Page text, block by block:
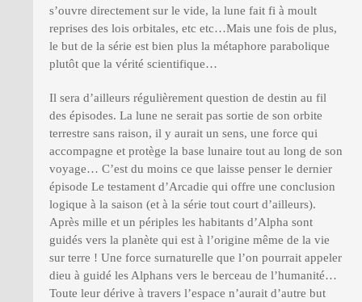
s’ouvre directement sur le vide, la lune fait fi à moult
reprises des lois orbitales, etc etc…Mais une fois de plus,
le but de la série est bien plus la métaphore parabolique
plutôt que la vérité scientifique…
Il sera d’ailleurs régulièrement question de destin au fil
des épisodes. La lune ne serait pas sortie de son orbite
terrestre sans raison, il y aurait un sens, une force qui
accompagne et protège la base lunaire tout au long de son
voyage… C’est du moins ce que laisse penser le dernier
épisode Le testament d’Arcadie qui offre une conclusion
logique à la saison (et à la série tout court d’ailleurs).
Après mille et un périples les habitants d’Alpha sont
guidés vers la planète qui est à l’origine même de la vie
sur terre ! Une force surnaturelle que l’on pourrait appeler
dieu à guidé les Alphans vers le berceau de l’humanité…
Toute leur dérive à travers l’espace n’aurait d’autre but